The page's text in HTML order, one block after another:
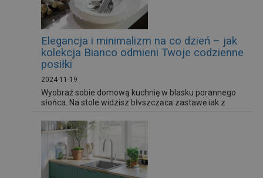
Elegancja i minimalizm na co dzień – jak
kolekcja Bianco odmieni Twoje codzienne
posiłki
2024-11-19
Wyobraź sobie domową kuchnię w blasku porannego
słońca. Na stole widzisz błyszczącą zastawę jak z
Może dodać blasku również Twojej codzienności.
Każdy jej element powstał z myślą o celebracji
codzienności. Przedstawiamy elementy zastawy, która
nada Twojej codzienności elegancji.